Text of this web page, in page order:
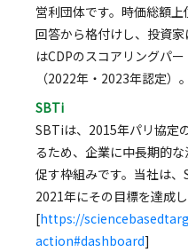
営利団体です。時価総額
回答から格付けし、投資
はCDPのスコアリングパ
（2022年・2023年認定）。
SBTi
SBTiは、2015年パリ協定
るため、企業に中長期的
促す枠組みです。当社は、
2021年にその目標を達成し
[https://
action#dashboard]